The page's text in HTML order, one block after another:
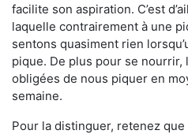
facilite son aspiration. C’est
laquelle contrairement à une
sentons quasiment rien
pique. De plus pour se
obligées de nous piquer en
semaine.
Pour la distinguer, retenez que